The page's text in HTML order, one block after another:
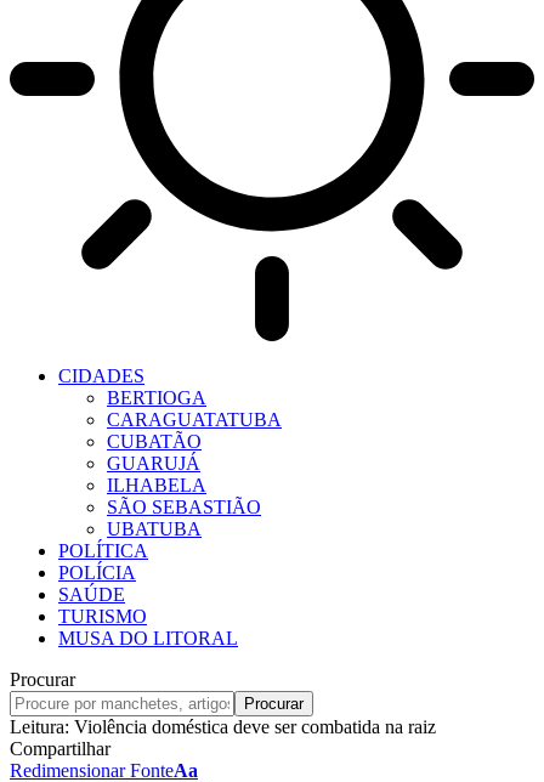
CIDADES
BERTIOGA
CARAGUATATUBA
CUBATÃO
GUARUJÁ
ILHABELA
SÃO SEBASTIÃO
UBATUBA
POLÍTICA
POLÍCIA
SAÚDE
TURISMO
MUSA DO LITORAL
Procurar
Leitura: Violência doméstica deve ser combatida na raiz
Compartilhar
Redimensionar FonteAa